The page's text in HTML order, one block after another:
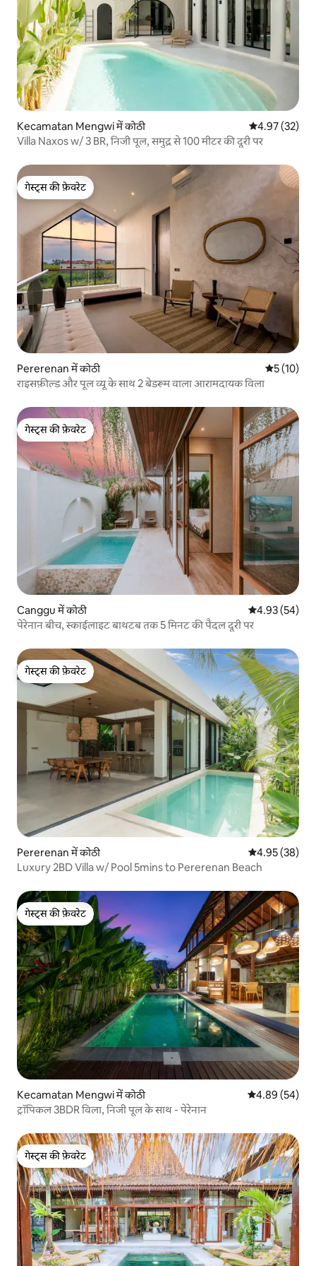
Kecamatan Mengwi में कोठी औसत रेटिंग 5 में
4.97 (32)
Villa Naxos w/ 3 BR, निजी पूल, समुद्र से 100 मीटर की दूरी पर
गेस्ट्स की फ़ेवरेट
गेस्ट्स की फ़ेवरेट
Pererenan में कोठी औसत रेटिंग
5 (10)
राइसफ़ील्ड और पूल व्यू के साथ 2 बेडरूम वाला आरामदायक विला
गेस्ट्स की फ़ेवरेट
गेस्ट्स की फ़ेवरेट
Canggu में कोठी औसत रेटिंग 5 में
4.93 (54)
पेरेनान बीच, स्काईलाइट बाथटब तक 5 मिनट की पैदल दूरी पर
गेस्ट्स की फ़ेवरेट
गेस्ट्स की फ़ेवरेट
Pererenan में कोठी औसत रेटिंग 5 में
4.95 (38)
Luxury 2BD Villa w/ Pool 5mins to Pererenan Beach
गेस्ट्स की फ़ेवरेट
गेस्ट्स की फ़ेवरेट
Kecamatan Mengwi में कोठी औसत रेटिंग 5 में
4.89 (54)
ट्रॉपिकल 3BDR विला, निजी पूल के साथ - पेरेनान
गेस्ट्स की फ़ेवरेट
गेस्ट्स की फ़ेवरेट